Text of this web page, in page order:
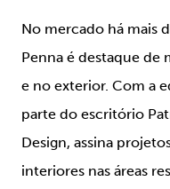
No mercado há mais
Penna é destaque de
e no exterior. Com a
parte do escritório
Design, assina
interiores nas áreas